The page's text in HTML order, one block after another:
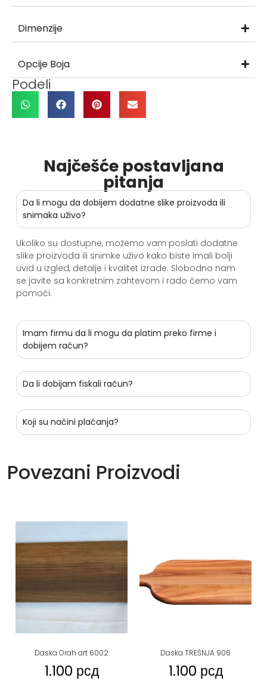
Dimenzije
Opcije Boja
Podeli
Najčešće postavljana
pitanja
Da li mogu da dobijem dodatne slike proizvoda ili
snimaka uživo?
Ukoliko su dostupne, možemo vam poslati dodatne
slike proizvoda ili snimke uživo kako biste imali bolji
uvid u izgled, detalje i kvalitet izrade. Slobodno nam
se javite sa konkretnim zahtevom i rado ćemo vam
pomoći.
Imam firmu da li mogu da platim preko firme i
dobijem račun?
Da li dobijam fiskali račun?
Koji su načini plaćanja?
Povezani Proizvodi
Daska Orah art 6002
1.100 рсд
Daska TREŠNJA 906
1.100 рсд